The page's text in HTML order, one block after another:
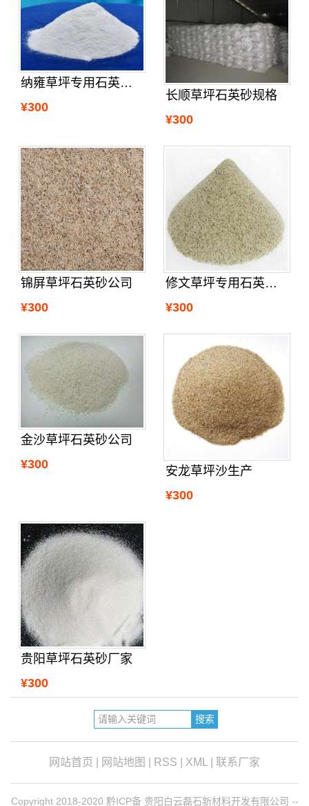
纳雍草坪专用石英砂供应
¥300
长顺草坪石英砂规格
¥300
锦屏草坪石英砂公司
¥300
修文草坪专用石英砂供应
¥300
金沙草坪石英砂公司
¥300
安龙草坪沙生产
¥300
贵阳草坪石英砂厂家
¥300
网站首页 网站地图 RSS XML 联系厂家
Copyright 2018-2020 黔ICP备 贵阳白云磊石新材料开发有限公司 --